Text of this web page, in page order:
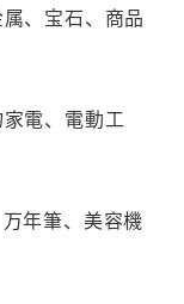
、宝石、商品
電、電動工
年筆、美容機